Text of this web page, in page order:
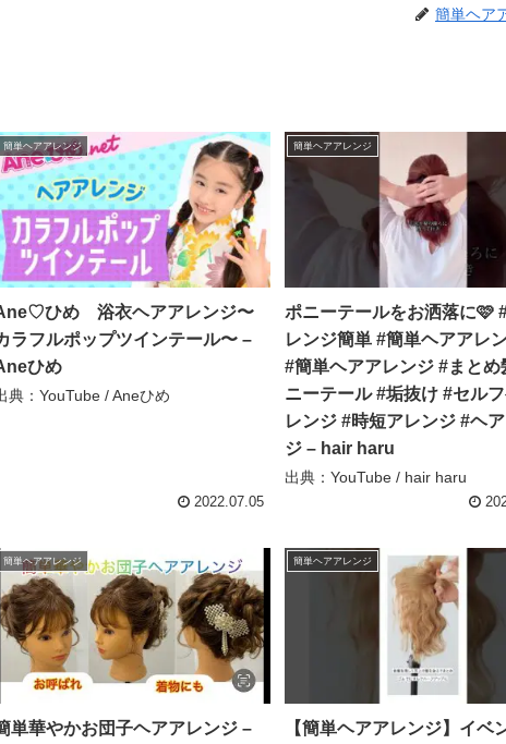
簡単ヘア
簡単ヘアアレンジ
ひめ 浴衣ヘアアレンジ〜
ラフルポップツインテール〜 –
ひめ
典：YouTube / Aneひめ
2022.07.05
簡単ヘアアレンジ
ポニーテールをお洒落に🩷
レンジ簡単 #簡単ヘアアレ
#簡単ヘアアレンジ #まとめ
ニーテール #垢抜け #セル
レンジ #時短アレンジ #ヘ
ジ – hair haru
出典：YouTube / hair haru
簡単ヘアアレンジ
単華やかお団子ヘアアレンジ –
簡単ヘアアレンジ
【簡単ヘアアレンジ】イベ